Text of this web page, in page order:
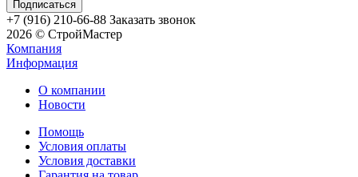
+7 (916) 210-66-88 Заказать звонок
2026 © СтройМастер
Компания
Информация
О компании
Новости
Помощь
Условия оплаты
Условия доставки